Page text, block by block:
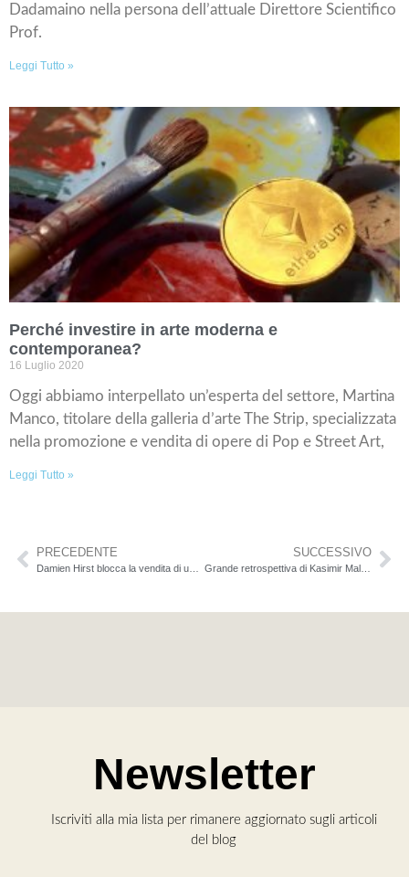
Dadamaino nella persona dell’attuale Direttore Scientifico
Prof.
Leggi Tutto »
Perché investire in arte moderna e
contemporanea?
16 Luglio 2020
Oggi abbiamo interpellato un’esperta del settore, Martina
Manco, titolare della galleria d’arte The Strip, specializzata
nella promozione e vendita di opere di Pop e Street Art,
Leggi Tutto »
PRECEDENTE SUCCESSIVO
Grande retrospettiva di Kasimir Malevich alla Tate Modern di Londra
Newsletter
Iscriviti alla mia lista per rimanere aggiornato sugli articoli
del blog